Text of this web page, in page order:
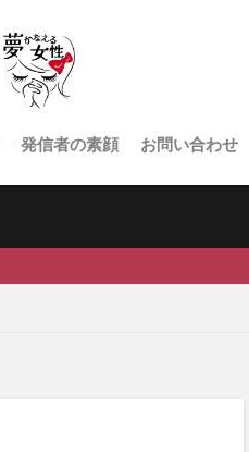
発信者の素顔 お問い合わせ